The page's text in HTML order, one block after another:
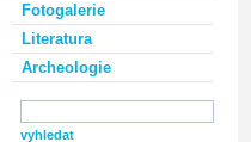
Fotogalerie
Literatura
Archeologie